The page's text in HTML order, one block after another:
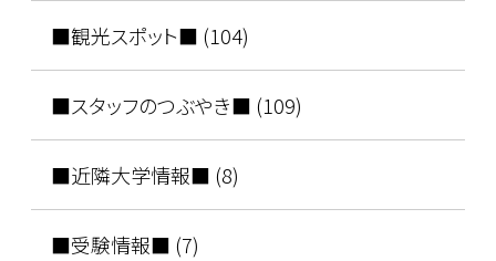
■観光スポット■ (104)
■スタッフのつぶやき■ (109)
■近隣大学情報■ (8)
■受験情報■ (7)